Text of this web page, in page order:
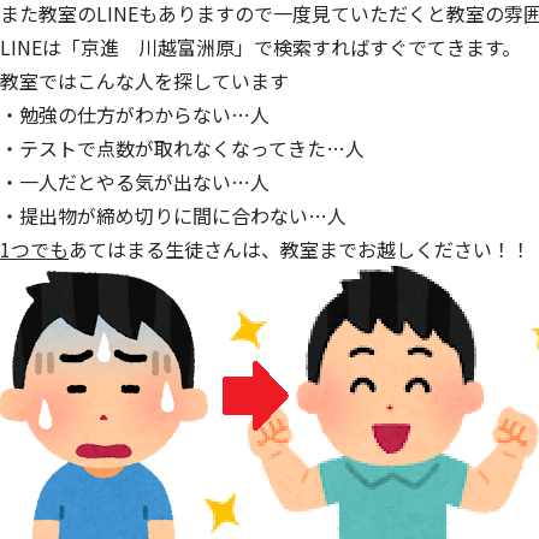
また教室のLINEもありますので一度見ていただくと教室の雰
LINEは「京進 川越富洲原」で検索すればすぐでてきます。
教室ではこんな人を探しています
・勉強の仕方がわからない…人
・テストで点数が取れなくなってきた…人
・一人だとやる気が出ない…人
・提出物が締め切りに間に合わない…人
1つでもあてはまる生徒さんは、教室までお越しください！！